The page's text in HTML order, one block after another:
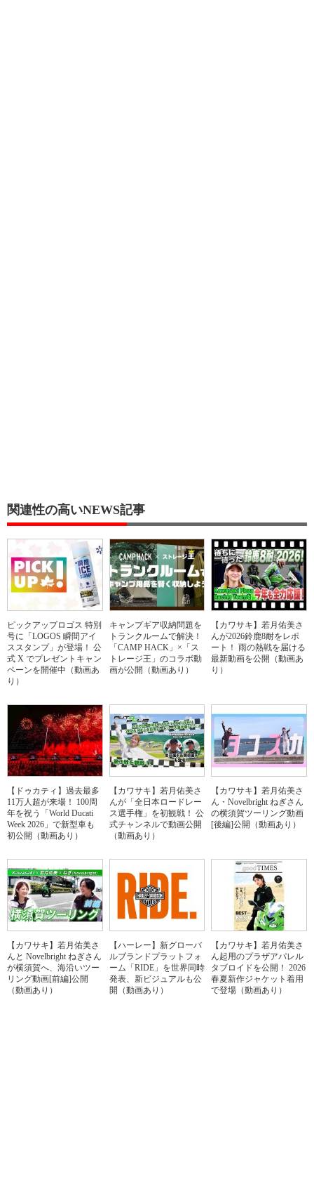
関連性の高いNEWS記事
ピックアップロゴス 特別
号に「LOGOS 瞬間アイ
ススタンプ」が登場！ 公
式 X でプレゼントキャン
ペーンを開催中（動画あ
り）
キャンプギア収納問題を
トランクルームで解決！
「CAMP HACK」×「ス
トレージ王」のコラボ動
画が公開（動画あり）
【カワサキ】若月佑美さ
んが2026鈴鹿8耐をレポ
ート！ 雨の熱戦を届ける
最新動画を公開（動画あ
り）
【ドゥカティ】過去最多
11万人超が来場！ 100周
年を祝う「World Ducati
Week 2026」で新型車も
初公開（動画あり）
【カワサキ】若月佑美さ
んが「全日本ロードレー
ス選手権」を初観戦！ 公
式チャンネルで動画公開
（動画あり）
【カワサキ】若月佑美さ
ん・Novelbright ねぎさん
の横須賀ツーリング動画
[後編]公開（動画あり）
【カワサキ】若月佑美さ
んと Novelbright ねぎさん
が横須賀へ、海沿いツー
リング動画[前編]公開
（動画あり）
【ハーレー】新グローバ
ルブランドプラットフォ
ーム「RIDE」を世界同時
発表、新ビジュアルも公
開（動画あり）
【カワサキ】若月佑美さ
ん起用のプラザアパレル
タブロイドを公開！ 2026
春夏新作ジャケット着用
で登場（動画あり）